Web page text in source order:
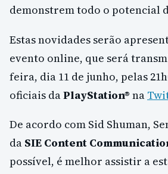
demonstrem todo o potencial
Estas novidades serão
evento online, que será
feira, dia 11 de junho, pelas
oficiais daPlayStation® na
De acordo com Sid Shuman,
da SIE Content
possível, é melhor assistir a